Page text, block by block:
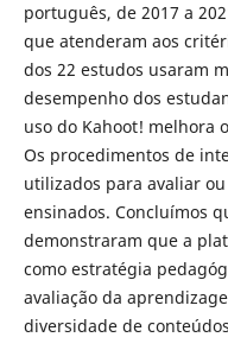
português, de 2017 a
que atenderam aos
dos 22 estudos usaram
desempenho dos
uso do Kahoot! melhora
Os procedimentos de
utilizados para avaliar
ensinados. Concluímos
demonstraram que a
como estratégia
avaliação da
diversidade de